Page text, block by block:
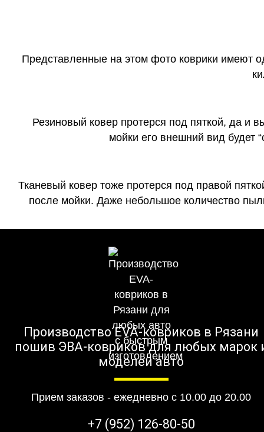
Представленные на этом фото коврики имеют
Резиновый ковер протерся под пяткой, да и
мойки его внешний вид будет
Тканевый ковер тоже протерся под правой
после мойки. Даже небольшое количество
Производство EVA-ковриков в Рязани
пошив ЭВА-ковриков для любых марок
моделей авто
Прием заказов - ежедневно с 10.00 до 20.00
+7 (952) 126-80-50